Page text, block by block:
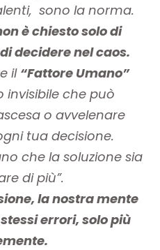
sono la norma.
è chiesto solo di
decidere nel caos.
il “Fattore Umano”
invisibile che può
o avvelenare
tua decisione.
che la soluzione sia
di più”.
la nostra mente
errori, solo più